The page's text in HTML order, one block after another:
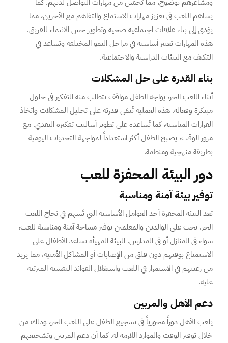
يساهم اللعب في تعزيز مهارات الاستماع والتفاهم مع الآخرين، مما
يؤدي إلى بناء علاقات اجتماعية صحية وتطوير حس الانتماء للفريق.
هذه المهارات تعتبر أساسية في مراحل النمو المختلفة وتساعد في
التكيف مع البيئات الدراسية والاجتماعية.
بناء القدرة على حل المشكلات
أثناء اللعب الحر، يواجه الطفل مواقف تتطلب منه التفكير في حلول
مبتكرة وفعالة. هذه العملية تُنمّي قدرته على تحليل المشكلات واتخاذ
القرارات المناسبة، كما تُساعده على تطوير أساليب تفكيره النقدي. مع
مرور الوقت، يصبح الطفل أكثر استعداداً لمواجهة التحديات اليومية
بطريقة منهجية ومنظمة.
دور البيئة المحفزة للعب
توفير بيئة آمنة ومناسبة
تعد البيئة المحفزة أحد العوامل الأساسية التي تُسهم في نجاح اللعب
الحر. يجب على الوالدين والمعلمين توفير مساحة آمنة ومناسبة للعب،
سواء في المنازل أو في المدارس. البيئة المهيأة تساعد الأطفال على
الاستمتاع بوقتهم دون قلق من الإصابات أو المشاكل الأمنية، مما يزيد
من رغبتهم في الاستمرار في اللعب واستغلال الفوائد النفسية المترتبة
عليه.
دعم الأهل والمربين
يلعب الأهل دوراً محورياً في تشجيع الطفل على اللعب الحر، وذلك من
خلال توفير الوقت والموارد اللازمة له. كما أن دعم المربين وتشجيعهم